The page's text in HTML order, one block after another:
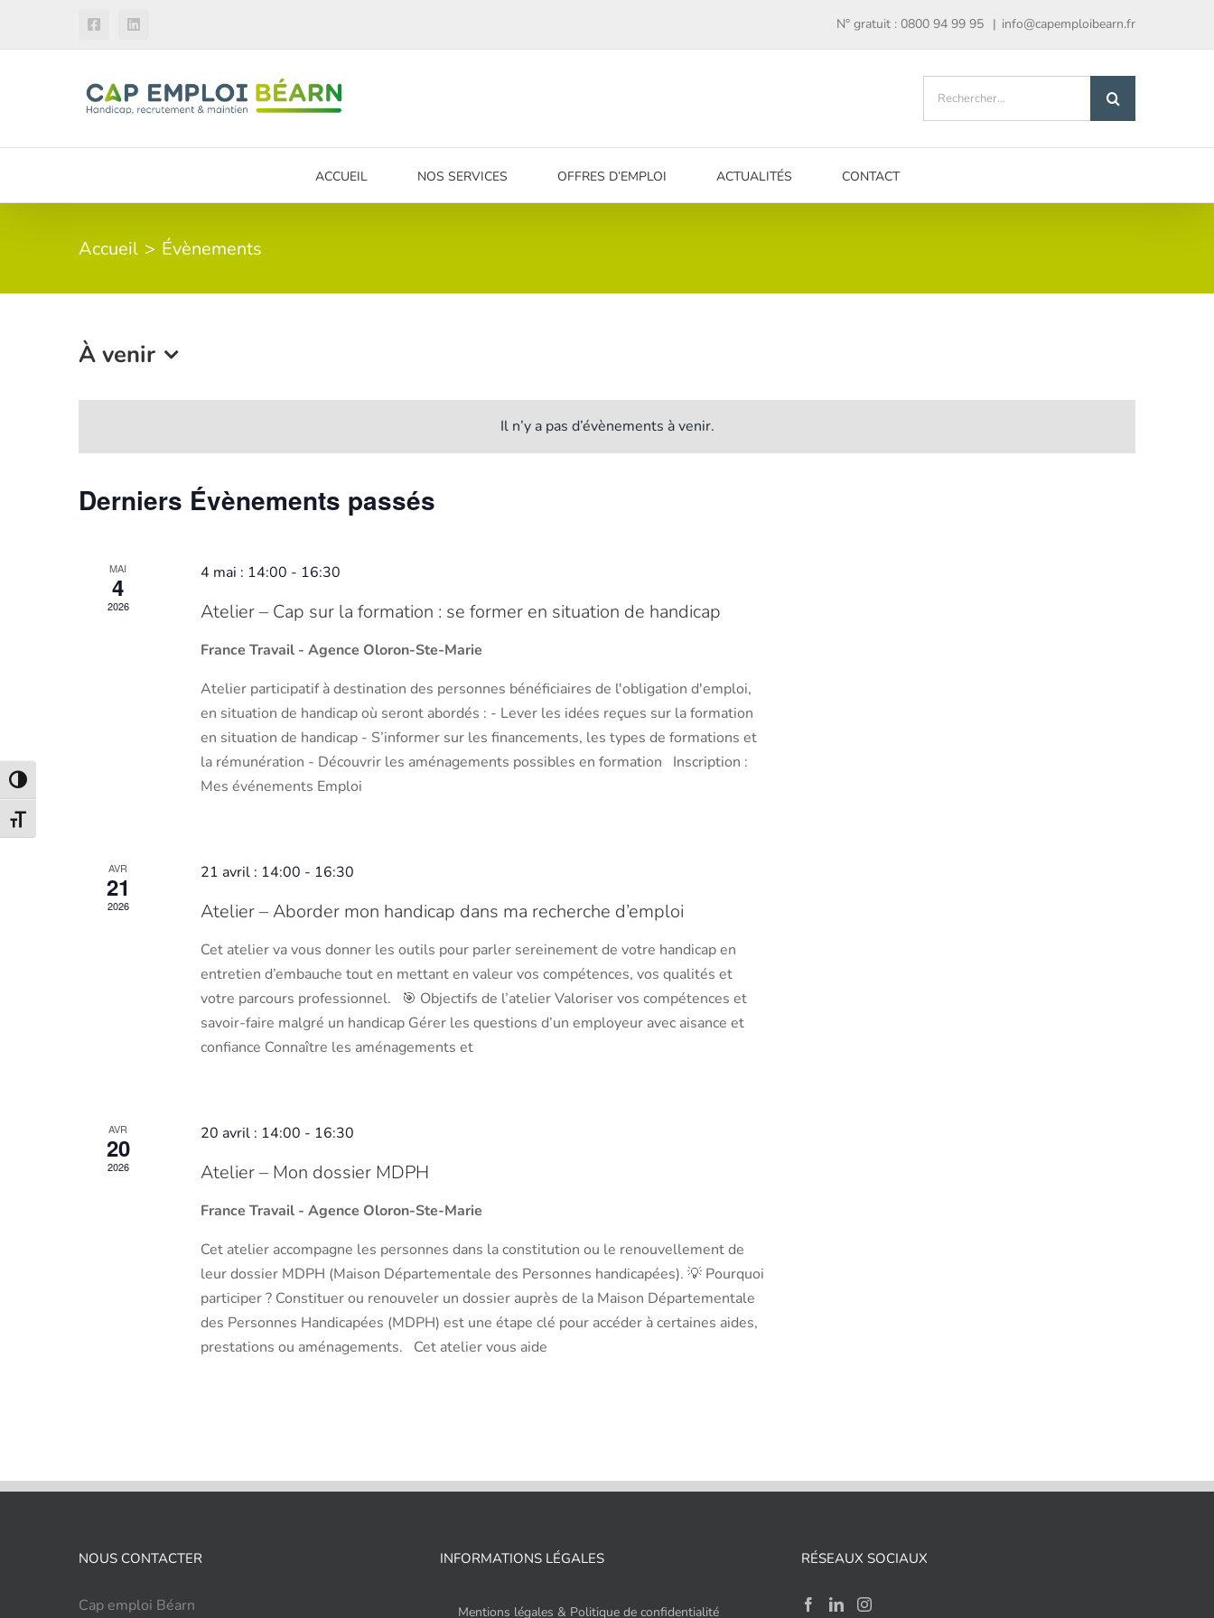
Passer en contraste élevé
Changer la taille de la police
FacebookLinkedIn N° gratuit : 0800 94 99 95 | info@capemploibearn.fr
ACCUEIL NOS SERVICES OFFRES D’EMPLOI ACTUALITÉS CONTACT
Accueil Évènements
Il n’y a pas d’évènements à venir.
À venir
une
Derniers Évènements passés
MAI
4
2026
4 mai : 14:00 - 16:30
Atelier – Cap sur la formation : se former en situation de handicap
France Travail - Agence Oloron-Ste-Marie
Atelier participatif à destination des personnes bénéficiaires de l'obligation d'emploi,
en situation de handicap où seront abordés : - Lever les idées reçues sur la formation
en situation de handicap - S’informer sur les financements, les types de formations et
la rémunération - Découvrir les aménagements possibles en formation Inscription :
Mes événements Emploi
AVR
21
2026
21 avril : 14:00 - 16:30
Atelier – Aborder mon handicap dans ma recherche d’emploi
Cet atelier va vous donner les outils pour parler sereinement de votre handicap en
entretien d’embauche tout en mettant en valeur vos compétences, vos qualités et
votre parcours professionnel. 🎯 Objectifs de l’atelier Valoriser vos compétences et
savoir-faire malgré un handicap Gérer les questions d’un employeur avec aisance et
confiance Connaître les aménagements et
AVR
20
2026
20 avril : 14:00 - 16:30
Atelier – Mon dossier MDPH
France Travail - Agence Oloron-Ste-Marie
Cet atelier accompagne les personnes dans la constitution ou le renouvellement de
leur dossier MDPH (Maison Départementale des Personnes handicapées). 💡 Pourquoi
participer ? Constituer ou renouveler un dossier auprès de la Maison Départementale
des Personnes Handicapées (MDPH) est une étape clé pour accéder à certaines aides,
prestations ou aménagements. Cet atelier vous aide
NOUS CONTACTER
Cap emploi Béarn
INFORMATIONS LÉGALES
Mentions légales & Politique de confidentialité
RÉSEAUX SOCIAUX